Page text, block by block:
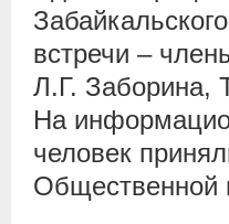
встречи –
Л.Г. Заборина,
На
человек
Общественной